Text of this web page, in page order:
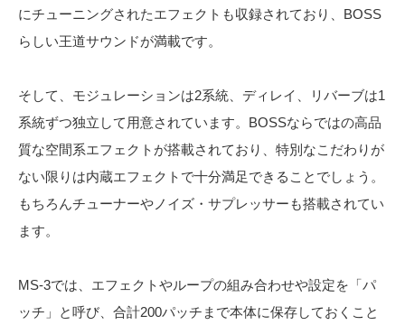
にチューニングされたエフェクトも収録されており、BOSS
らしい王道サウンドが満載です。
そして、モジュレーションは2系統、ディレイ、リバーブは1
系統ずつ独立して用意されています。BOSSならではの高品
質な空間系エフェクトが搭載されており、特別なこだわりが
ない限りは内蔵エフェクトで十分満足できることでしょう。
もちろんチューナーやノイズ・サプレッサーも搭載されてい
ます。
MS-3では、エフェクトやループの組み合わせや設定を「パ
ッチ」と呼び、合計200パッチまで本体に保存しておくこと